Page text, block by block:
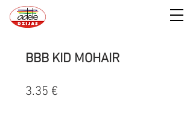
BBB KID MOHAIR
3.35 €